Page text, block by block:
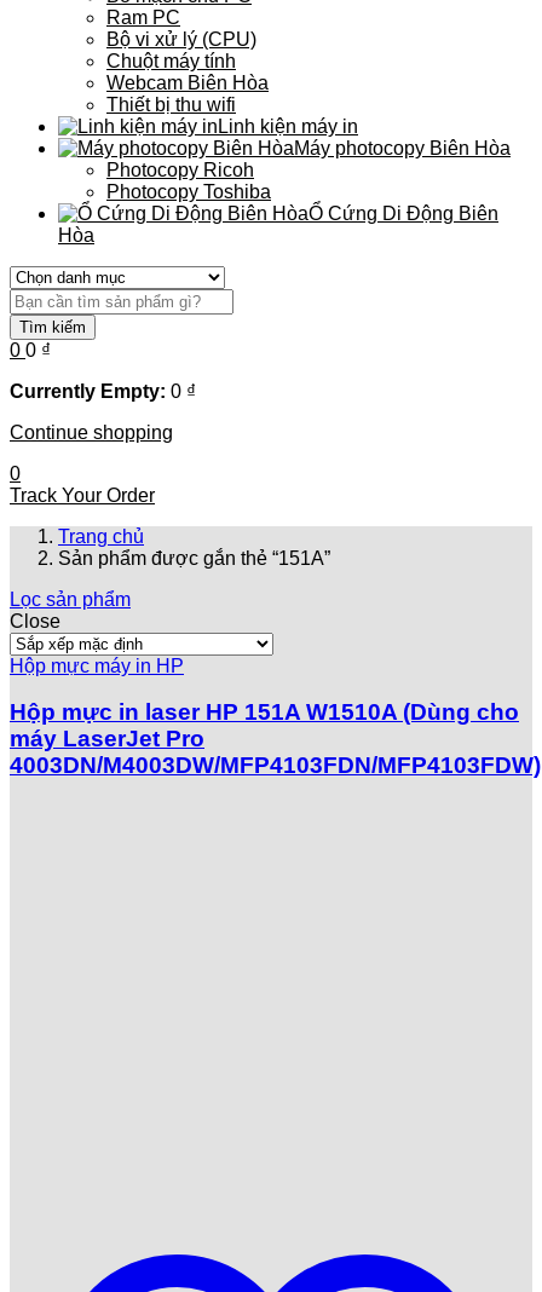
Ram PC
Bộ vi xử lý (CPU)
Chuột máy tính
Webcam Biên Hòa
Thiết bị thu wifi
Linh kiện máy in
Máy photocopy Biên Hòa
Photocopy Ricoh
Photocopy Toshiba
Ổ Cứng Di Động Biên
Hòa
Tìm kiếm
0 0 ₫
Currently Empty: 0 ₫
Continue shopping
0
Track Your Order
Trang chủ
Sản phẩm được gắn thẻ “151A”
Lọc sản phẩm
Close
Hộp mực máy in HP
Hộp mực in laser HP 151A W1510A (Dùng cho
máy LaserJet Pro
4003DN/M4003DW/MFP4103FDN/MFP4103FDW)